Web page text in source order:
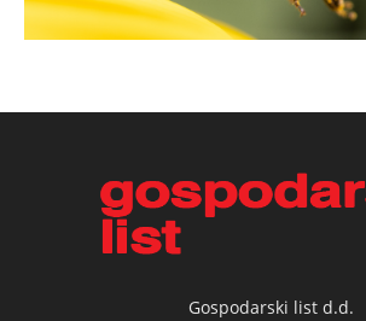
Gospodarski list d.d.